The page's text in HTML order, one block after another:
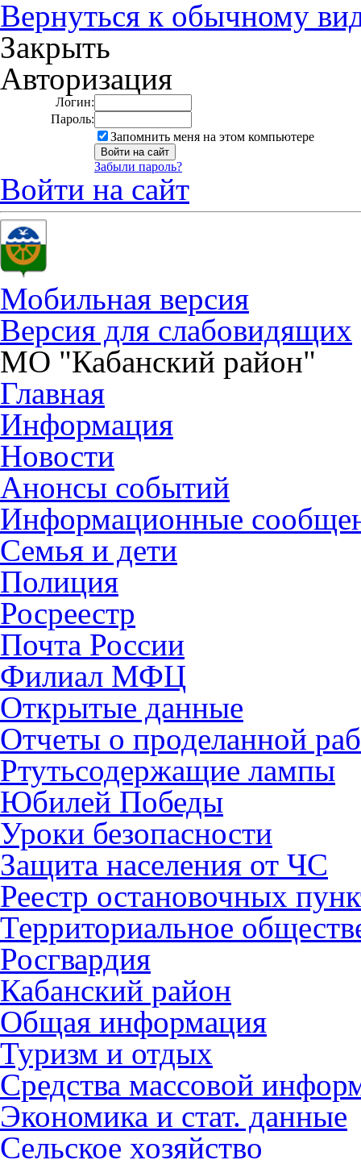
Вернуться к обычному
Закрыть
Авторизация
Логин:
Пароль:
Запомнить меня на этом компьютере
Забыли пароль?
Войти на сайт
Мобильная версия
Версия для слабовидящих
МО "Кабанский район"
Главная
Информация
Новости
Анонсы событий
Информационные
Семья и дети
Полиция
Росреестр
Почта России
Филиал МФЦ
Открытые данные
Отчеты о проделанной
Ртутьсодержащие лампы
Юбилей Победы
Уроки безопасности
Защита населения от ЧС
Реестр остановочных
Территориальное
Росгвардия
Кабанский район
Общая информация
Туризм и отдых
Средства массовой
Экономика и стат. данные
Сельское хозяйство